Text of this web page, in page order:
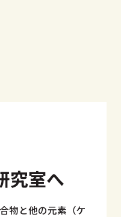
究室へ
物と他の元素（ケ